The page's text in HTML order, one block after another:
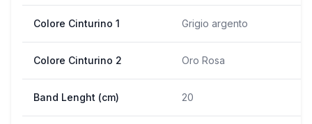
Colore Cinturino 1 Grigio argento
Colore Cinturino 2 Oro Rosa
Band Lenght (cm) 20